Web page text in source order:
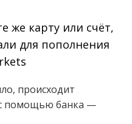
же карту или счёт,
для пополнения
происходит
помощью банка —